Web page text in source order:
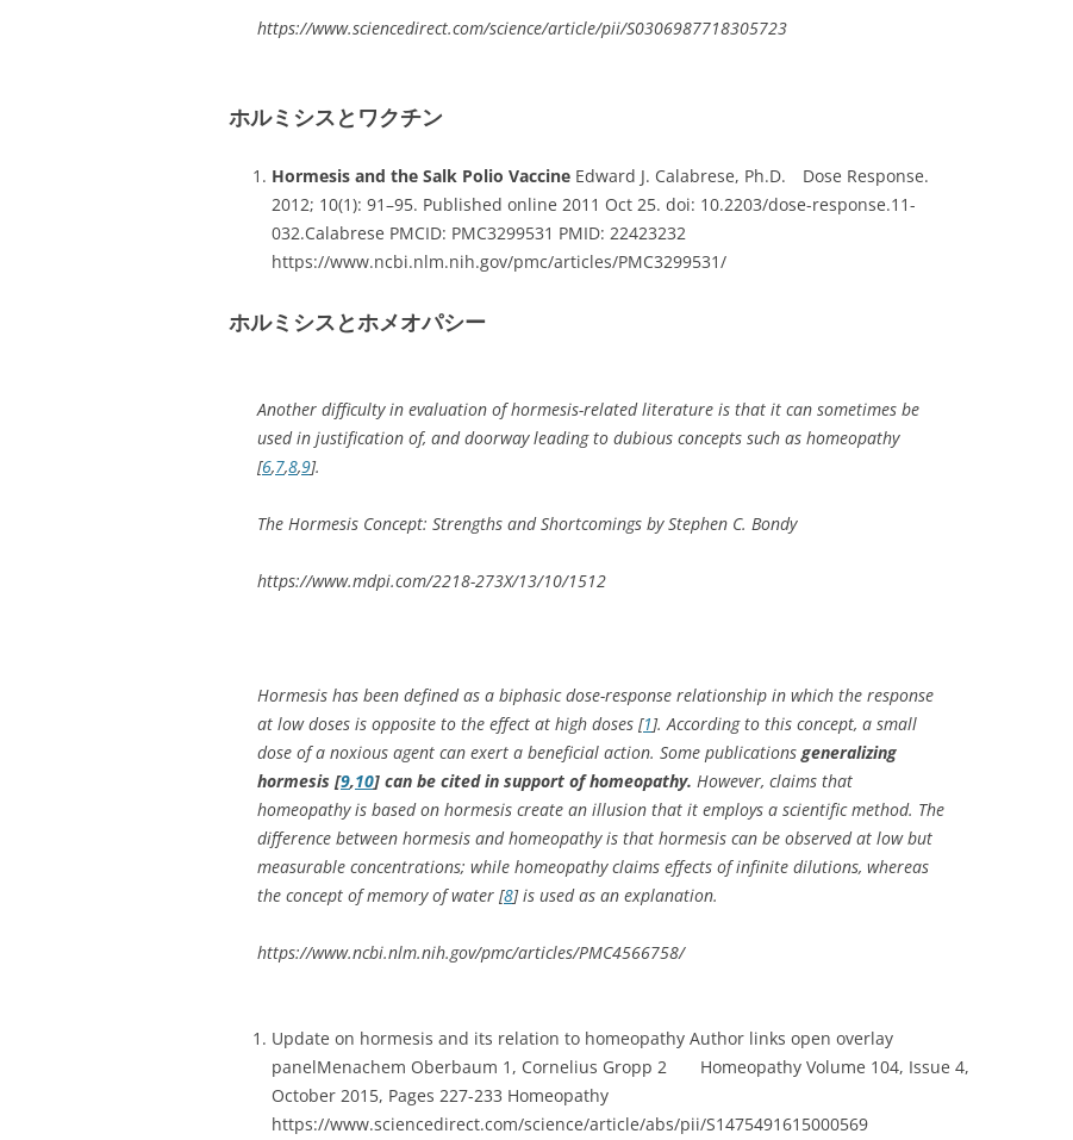
https://www.sciencedirect.com/science/article/pii/S0306987718305723
ホルミシスとワクチン
Hormesis and the Salk Polio Vaccine Edward J. Calabrese, Ph.D. Dose Response.
2012; 10(1): 91–95. Published online 2011 Oct 25. doi: 10.2203/dose-response.11-
032.Calabrese PMCID: PMC3299531 PMID: 22423232
https://www.ncbi.nlm.nih.gov/pmc/articles/PMC3299531/
ホルミシスとホメオパシー
Another difficulty in evaluation of hormesis-related literature is that it can sometimes be
used in justification of, and doorway leading to dubious concepts such as homeopathy
[6,7,8,9].
The Hormesis Concept: Strengths and Shortcomings by Stephen C. Bondy
https://www.mdpi.com/2218-273X/13/10/1512
Hormesis has been defined as a biphasic dose-response relationship in which the response
at low doses is opposite to the effect at high doses [1]. According to this concept, a small
dose of a noxious agent can exert a beneficial action. Some publications generalizing
hormesis [9,10] can be cited in support of homeopathy. However, claims that
homeopathy is based on hormesis create an illusion that it employs a scientific method. The
difference between hormesis and homeopathy is that hormesis can be observed at low but
measurable concentrations; while homeopathy claims effects of infinite dilutions, whereas
the concept of memory of water [8] is used as an explanation.
https://www.ncbi.nlm.nih.gov/pmc/articles/PMC4566758/
Update on hormesis and its relation to homeopathy Author links open overlay
panelMenachem Oberbaum 1, Cornelius Gropp 2 Homeopathy Volume 104, Issue 4,
October 2015, Pages 227-233 Homeopathy
https://www.sciencedirect.com/science/article/abs/pii/S1475491615000569